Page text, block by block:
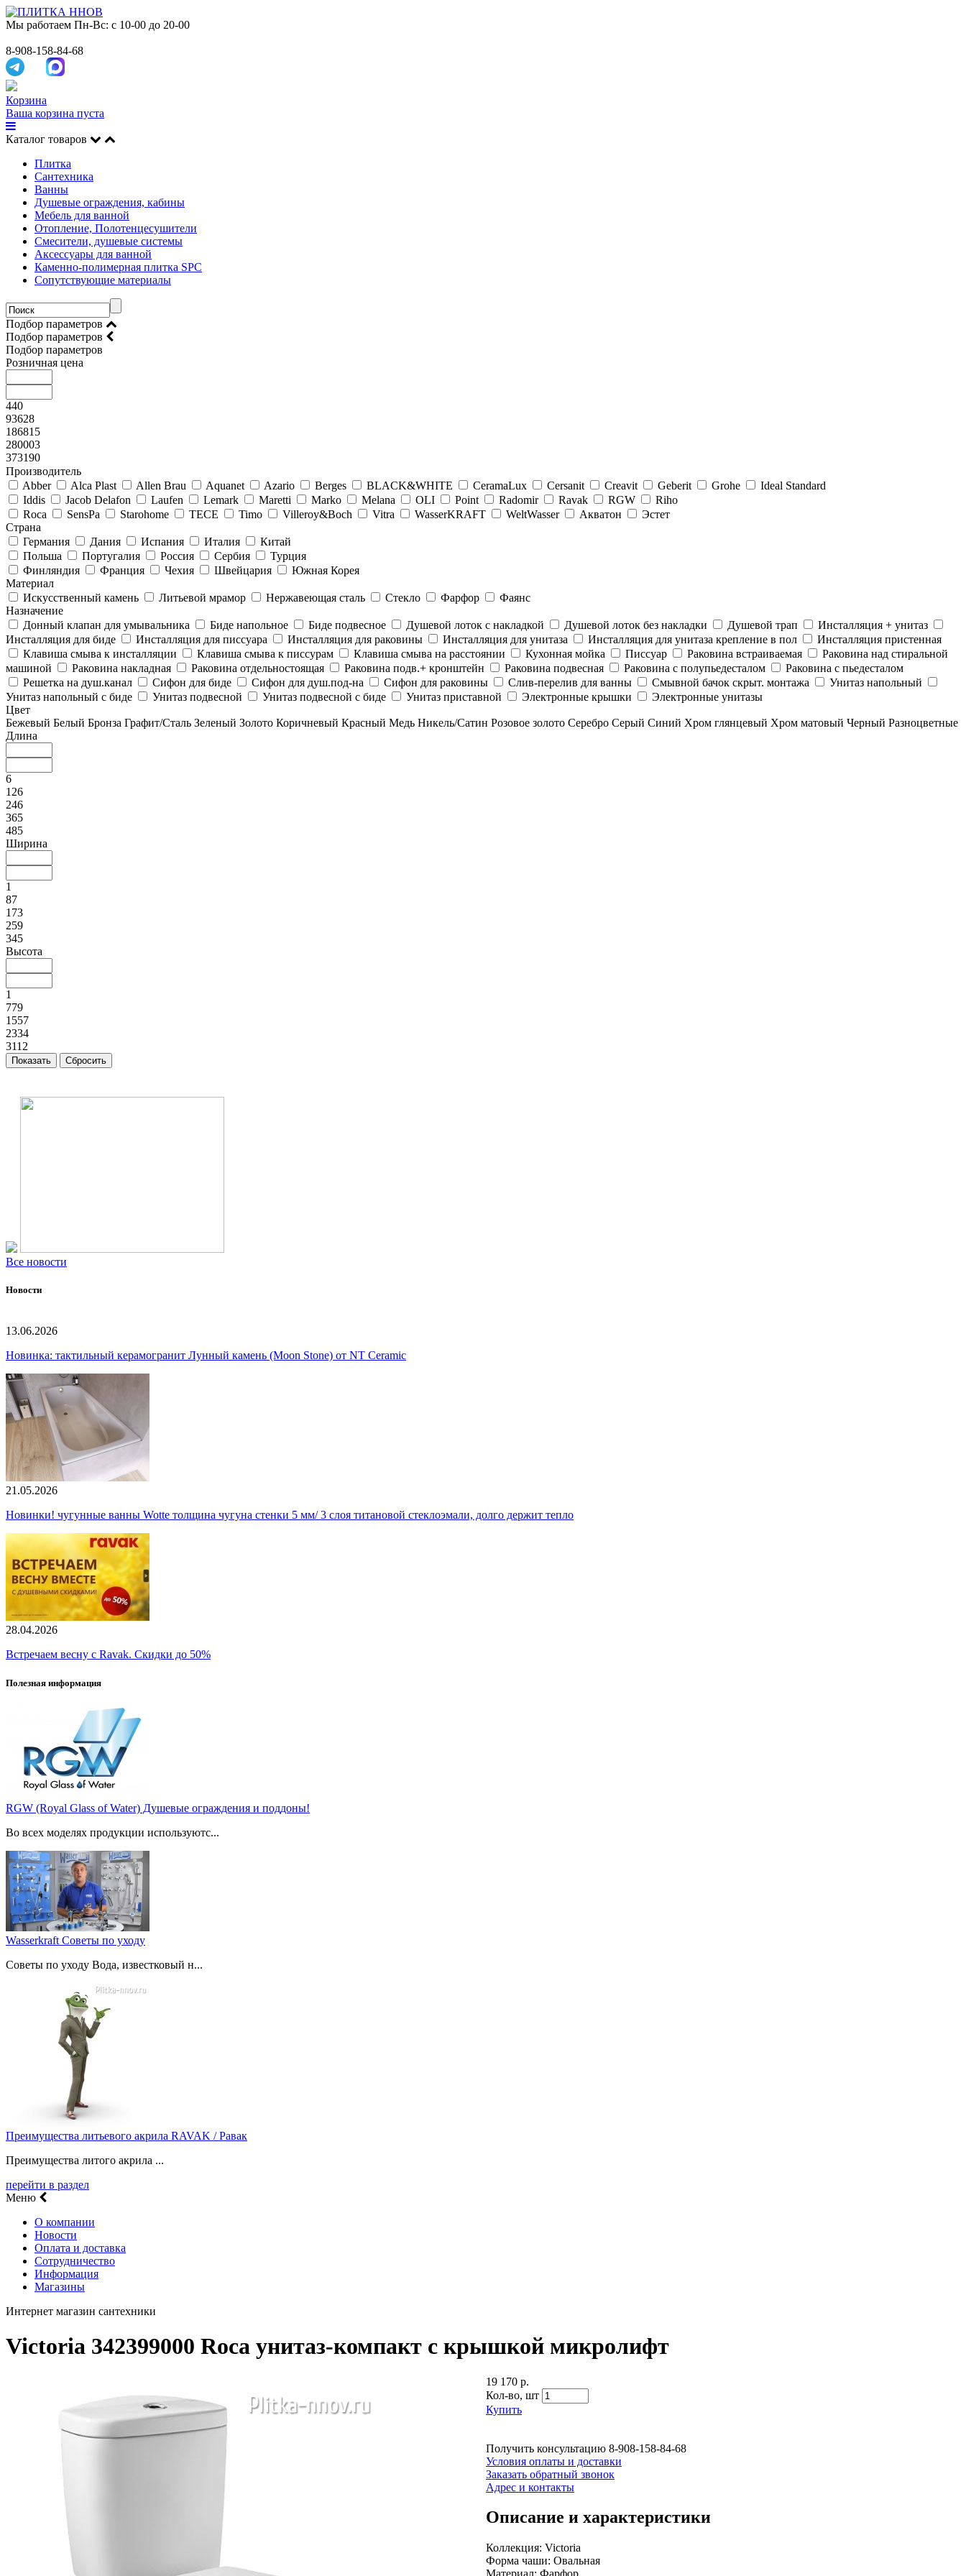
Мы работаем Пн-Вс: с 10-00 до 20-00
8-908-158-84-68
Корзина
Ваша корзина пуста
Каталог товаров
Плитка
Сантехника
Ванны
Душевые ограждения, кабины
Мебель для ванной
Отопление, Полотенцесушители
Смесители, душевые системы
Аксессуары для ванной
Каменно-полимерная плитка SPC
Сопутствующие материалы
Подбор параметров
Подбор параметров
Подбор параметров
Розничная цена
440
93628
186815
280003
373190
Производитель
Abber
Alca Plast Allen Brau Aquanet Azario Berges BLACK&WHITE CeramaLux Cersanit Creavit Geberit Grohe
Ideal Standard
Iddis
Jacob Delafon Laufen Lemark Maretti Marko Melana OLI Point Radomir Ravak RGW
Riho
Roca
SensPa Starohome TECE Timo Villeroy&Boсh Vitra WasserKRAFT WeltWasser Акватон
Эстет
Страна
Германия
Дания Испания Италия
Китай
Польша
Португалия Россия Сербия
Турция
Финляндия
Франция Чехия Швейцария
Южная Корея
Материал
Искусственный камень
Литьевой мрамор Нержавеющая сталь Стекло Фарфор
Фаянс
Назначение
Донный клапан для умывальника
Биде напольное Биде подвесное Душевой лоток с накладкой Душевой лоток без накладки Душевой трап
Инсталляция + унитаз
Инсталляция для биде
Инсталляция для писсуара Инсталляция для раковины Инсталляция для унитаза Инсталляция для унитаза крепление в пол
Инсталляция пристенная
Клавиша смыва к инсталляции
Клавиша смыва к писсурам Клавиша смыва на расстоянии Кухонная мойка Писсуар Раковина встраиваемая
Раковина над стиральной
машиной
Раковина накладная Раковина отдельностоящая Раковина подв.+ кронштейн Раковина подвесная Раковина с полупьедесталом
Раковина с пьедесталом
Решетка на душ.канал
Сифон для биде Сифон для душ.под-на Сифон для раковины Слив-перелив для ванны Смывной бачок скрыт. монтажа
Унитаз напольный
Унитаз напольный с биде
Унитаз подвесной Унитаз подвесной с биде Унитаз приставной Электронные крышки
Электронные унитазы
Цвет
Бежевый Белый Бронза Графит/Сталь Зеленый Золото Коричневый Красный Медь Никель/Сатин Розовое золото Серебро Серый Синий Хром глянцевый Хром матовый Черный Разноцветные
Длина
6
126
246
365
485
Ширина
1
87
173
259
345
Высота
1
779
1557
2334
3112
Все новости
Новости
13.06.2026
Новинка: тактильный керамогранит Лунный камень (Moon Stone) от NT Ceramic
21.05.2026
Новинки! чугунные ванны Wotte толщина чугуна стенки 5 мм/ 3 слоя титановой стеклоэмали, долго держит тепло
28.04.2026
Встречаем весну с Ravak. Скидки до 50%
Полезная информация
RGW (Royal Glass of Water) Душевые ограждения и поддоны!
Во всех моделях продукции используютс...
Wasserkraft Советы по уходу
Советы по уходу Вода, известковый н...
Преимущества литьевого акрила RAVAK / Равак
Преимущества литого акрила ...
перейти в раздел
Меню
О компании
Новости
Оплата и доставка
Сотрудничество
Информация
Магазины
Интернет магазин сантехники
Victoria 342399000 Roca унитаз-компакт с крышкой микролифт
19 170 р.
Кол-во, шт
Купить
Получить консультацию 8-908-158-84-68
Условия оплаты и доставки
Заказать обратный звонок
Адрес и контакты
Описание и характеристики
Коллекция: Victoria
Форма чаши: Овальная